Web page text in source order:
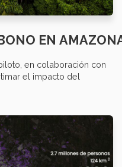
EN
en colaboración con
el impacto del